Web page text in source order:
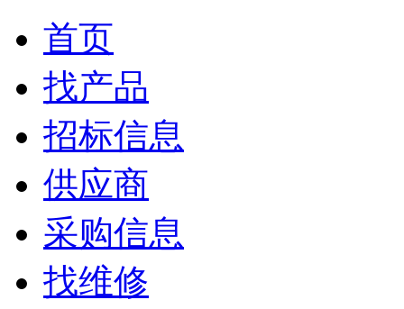
首页
找产品
招标信息
供应商
采购信息
找维修